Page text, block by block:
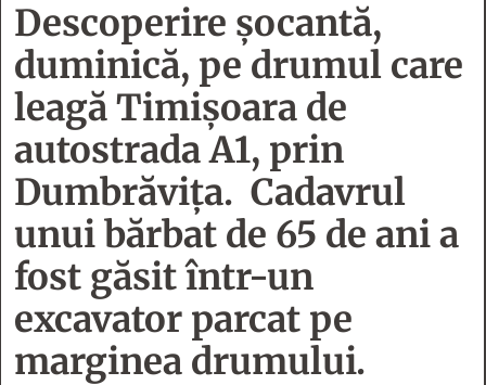
Descoperire șocantă,
duminică, pe drumul care
leagă Timișoara de
autostrada A1, prin
Dumbrăvița. Cadavrul
unui bărbat de 65 de ani a
fost găsit într-un
excavator parcat pe
marginea drumului.